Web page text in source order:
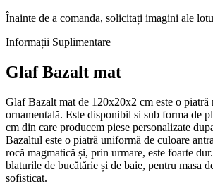
Înainte de a comanda, solicitați imagini ale
Informații Suplimentare
Glaf Bazalt mat
Glaf Bazalt mat de 120x20x2 cm este o piatră
ornamentală. Este disponibil si sub forma de
cm din care producem piese personalizate
Bazaltul este o piatră uniformă de culoare
rocă magmatică și, prin urmare, este foarte
blaturile de bucătărie și de baie, pentru masa
sofisticat.